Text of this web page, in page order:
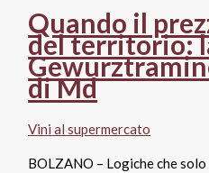
Teroldego
“Mas’Est”,
Conti
Bossi
Fedrigotti
Agricola
Quando il
del territorio:
di Md
Vini al supermercato
BOLZANO – Logiche che